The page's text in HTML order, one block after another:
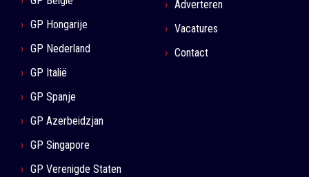
GP Hongarije
GP Nederland
GP Italië
GP Spanje
GP Azerbeidzjan
GP Singapore
GP Verenigde Staten
Adverteren
Vacatures
Contact